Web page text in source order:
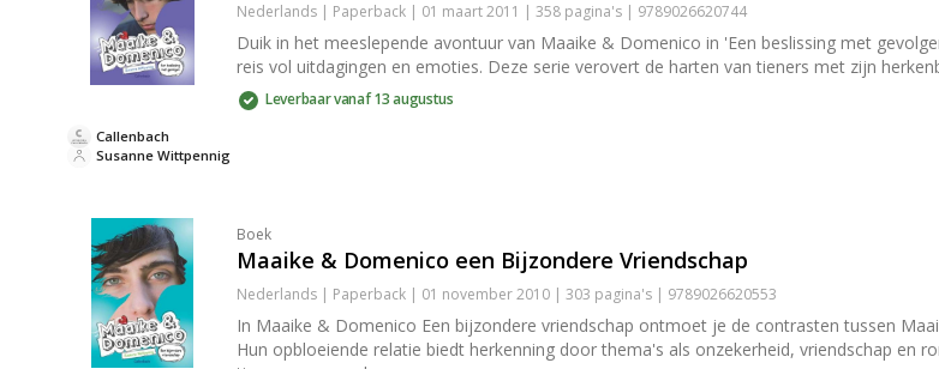
Nederlands | Paperback | 01 maart 2011 | 358 pagina's | 9789026620744
Duik in het meeslepende avontuur van Maaike & Domenico in 'Een beslissing met
reis vol uitdagingen en emoties. Deze serie verovert de harten van tieners met zijn
Leverbaar vanaf 13 augustus
Susanne Wittpennig
Callenbach
Boek
Maaike & Domenico een Bijzondere Vriendschap
Nederlands | Paperback | 01 november 2010 | 303 pagina's | 9789026620553
In Maaike & Domenico Een bijzondere vriendschap ontmoet je de contrasten tussen
Hun opbloeiende relatie biedt herkenning door thema's als onzekerheid, vriendschap en